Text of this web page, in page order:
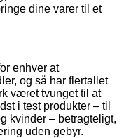
dine varer til et
enhver at
og så har flertallet
været tvunget til at
i test produkter – til
kvinder – betragteligt,
uden gebyr.